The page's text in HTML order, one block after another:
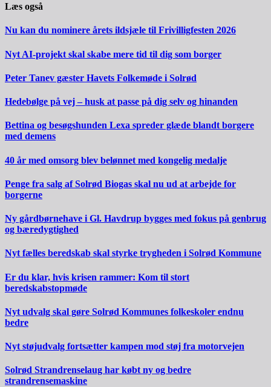
Læs også
Nu kan du nominere årets ildsjæle til Frivilligfesten 2026
Nyt AI-projekt skal skabe mere tid til dig som borger
Peter Tanev gæster Havets Folkemøde i Solrød
Hedebølge på vej – husk at passe på dig selv og hinanden
Bettina og besøgshunden Lexa spreder glæde blandt borgere
med demens
40 år med omsorg blev belønnet med kongelig medalje
Penge fra salg af Solrød Biogas skal nu ud at arbejde for
borgerne
Ny gårdbørnehave i Gl. Havdrup bygges med fokus på genbrug
og bæredygtighed
Nyt fælles beredskab skal styrke trygheden i Solrød Kommune
Er du klar, hvis krisen rammer: Kom til stort
beredskabstopmøde
Nyt udvalg skal gøre Solrød Kommunes folkeskoler endnu
bedre
Nyt støjudvalg fortsætter kampen mod støj fra motorvejen
Solrød Strandrenselaug har købt ny og bedre
strandrensemaskine